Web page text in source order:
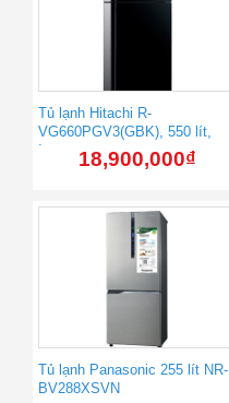
Tủ lạnh Hitachi R-
VG660PGV3(GBK), 550 lít,
Inverter18,900,000₫
Tủ lạnh Panasonic 255 lít NR-
BV288XSVN